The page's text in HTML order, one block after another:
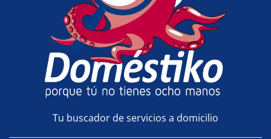
Tu buscador de servicios a domicilio